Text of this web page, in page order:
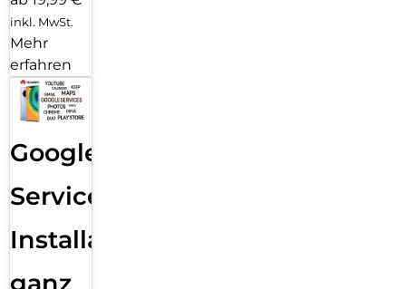
inkl. MwSt.
Mehr
erfahren
Google
Services
Installation